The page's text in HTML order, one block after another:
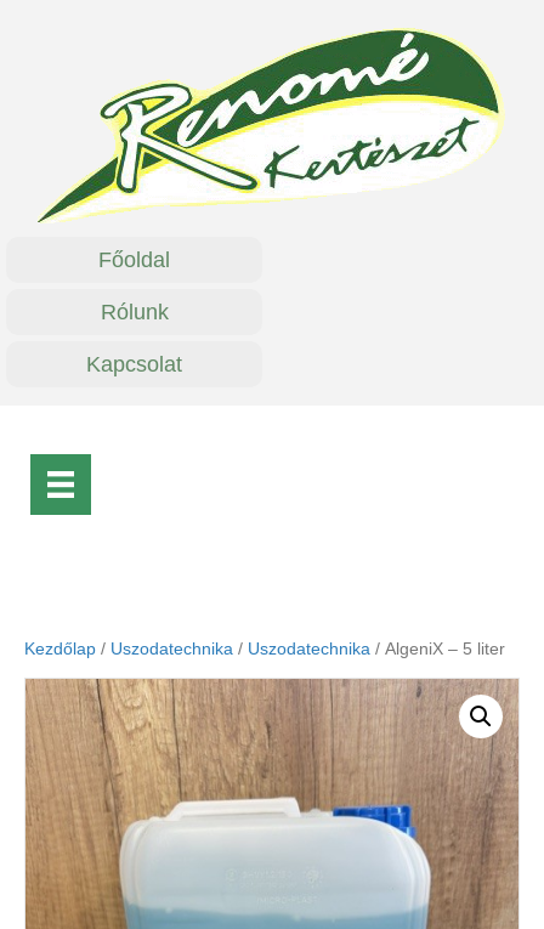
Főoldal
Rólunk
Kapcsolat
Kezdőlap / Uszodatechnika / Uszodatechnika / AlgeniX – 5 liter